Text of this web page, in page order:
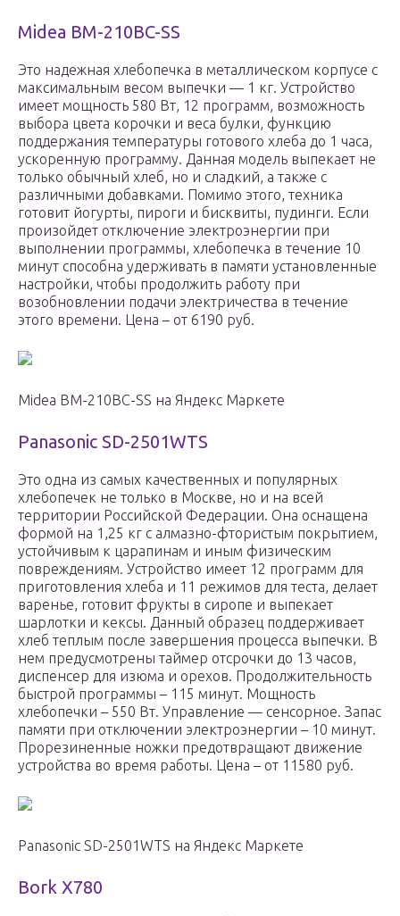
Midea BM-210BC-SS
Это надежная хлебопечка в металлическом корпусе с
максимальным весом выпечки — 1 кг. Устройство
имеет мощность 580 Вт, 12 программ, возможность
выбора цвета корочки и веса булки, функцию
поддержания температуры готового хлеба до 1 часа,
ускоренную программу. Данная модель выпекает не
только обычный хлеб, но и сладкий, а также с
различными добавками. Помимо этого, техника
готовит йогурты, пироги и бисквиты, пудинги. Если
произойдет отключение электроэнергии при
выполнении программы, хлебопечка в течение 10
минут способна удерживать в памяти установленные
настройки, чтобы продолжить работу при
возобновлении подачи электричества в течение
этого времени. Цена – от 6190 руб.
Midea BM-210BC-SS на Яндекс Маркете
Panasonic SD-2501WTS
Это одна из самых качественных и популярных
хлебопечек не только в Москве, но и на всей
территории Российской Федерации. Она оснащена
формой на 1,25 кг с алмазно-фтористым покрытием,
устойчивым к царапинам и иным физическим
повреждениям. Устройство имеет 12 программ для
приготовления хлеба и 11 режимов для теста, делает
варенье, готовит фрукты в сиропе и выпекает
шарлотки и кексы. Данный образец поддерживает
хлеб теплым после завершения процесса выпечки. В
нем предусмотрены таймер отсрочки до 13 часов,
диспенсер для изюма и орехов. Продолжительность
быстрой программы – 115 минут. Мощность
хлебопечки – 550 Вт. Управление — сенсорное. Запас
памяти при отключении электроэнергии – 10 минут.
Прорезиненные ножки предотвращают движение
устройства во время работы. Цена – от 11580 руб.
Panasonic SD-2501WTS на Яндекс Маркете
Bork X780